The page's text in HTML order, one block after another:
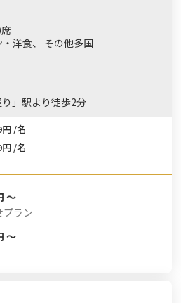
長祝い、お誕生日祝い、卒業祝い
・洋食
その他多国
」駅より徒歩2分
円 /名
円 /名
～
プラン
～